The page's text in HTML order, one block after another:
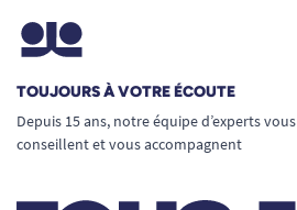
TOUJOURS À VOTRE ÉCOUTE
Depuis 15 ans, notre équipe d’experts vous
conseillent et vous accompagnent